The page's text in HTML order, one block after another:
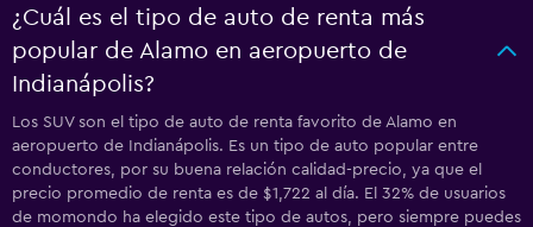
¿Cuál es el tipo de auto de renta más
popular de Alamo en aeropuerto de
Indianápolis?
Los SUV son el tipo de auto de renta favorito de Alamo en
aeropuerto de Indianápolis. Es un tipo de auto popular entre
conductores, por su buena relación calidad-precio, ya que el
precio promedio de renta es de $1,722 al día. El 32% de usuarios
de momondo ha elegido este tipo de autos, pero siempre puedes